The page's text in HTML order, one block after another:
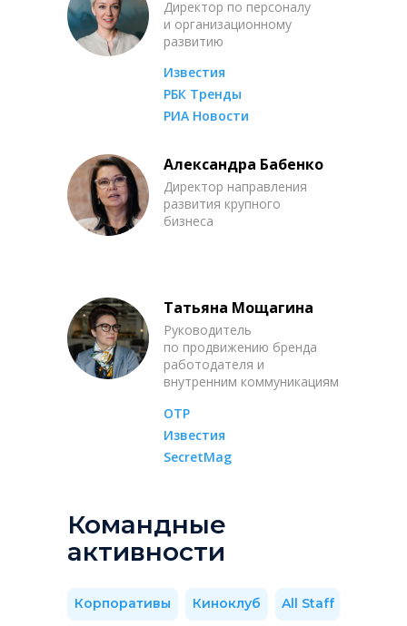
Директор по персоналу
и организационному
развитию
Известия
РБК Тренды
РИА Новости
Александра Бабенко
Директор направления
развития крупного
бизнеса
Татьяна Мощагина
Руководитель
по продвижению бренда
работодателя и
внутренним коммуникациям
ОТР
Известия
SecretMag
Командные
активности
Корпоративы Киноклуб All Staff